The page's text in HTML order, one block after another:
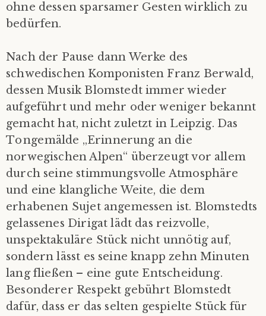
ohne dessen sparsamer Gesten wirklich zu
bedürfen.
Nach der Pause dann Werke des
schwedischen Komponisten Franz Berwald,
dessen Musik Blomstedt immer wieder
aufgeführt und mehr oder weniger bekannt
gemacht hat, nicht zuletzt in Leipzig. Das
Tongemälde „Erinnerung an die
norwegischen Alpen“ überzeugt vor allem
durch seine stimmungsvolle Atmosphäre
und eine klangliche Weite, die dem
erhabenen Sujet angemessen ist. Blomstedts
gelassenes Dirigat lädt das reizvolle,
unspektakuläre Stück nicht unnötig auf,
sondern lässt es seine knapp zehn Minuten
lang fließen – eine gute Entscheidung.
Besonderer Respekt gebührt Blomstedt
dafür, dass er das selten gespielte Stück für